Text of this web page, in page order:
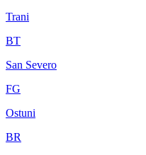
Trani
BT
San Severo
FG
Ostuni
BR